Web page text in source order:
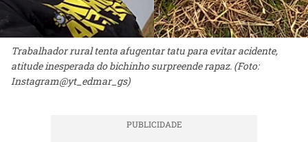
Trabalhador rural tenta afugentar tatu para evitar acidente,
atitude inesperada do bichinho surpreende rapaz. (Foto:
Instagram@yt_edmar_gs)